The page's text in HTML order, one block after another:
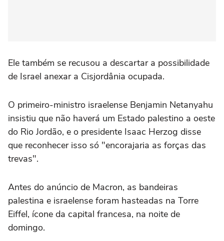
Ele também se recusou a descartar a possibilidade
de Israel anexar a Cisjordânia ocupada.
O primeiro-ministro israelense Benjamin Netanyahu
insistiu que não haverá um Estado palestino a oeste
do Rio Jordão, e o presidente Isaac Herzog disse
que reconhecer isso só "encorajaria as forças das
trevas".
Antes do anúncio de Macron, as bandeiras
palestina e israelense foram hasteadas na Torre
Eiffel, ícone da capital francesa, na noite de
domingo.